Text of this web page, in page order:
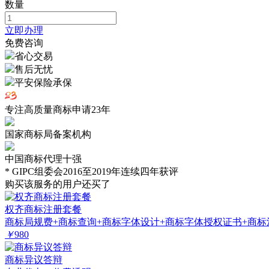
数量
立即办理
免费咨询
省心交易
售后无忧
平安保险承保
专注高质量商标申请23年
国家商标局备案机构
中国商标代理十强
* GIPC组委会2016至2019年连续四年获评
购买该服务的用户还买了
权齐商标注册套餐
商标局规费+商标查询+商标字体设计+商标字体授权证书+商标
￥980
商标异议答辩